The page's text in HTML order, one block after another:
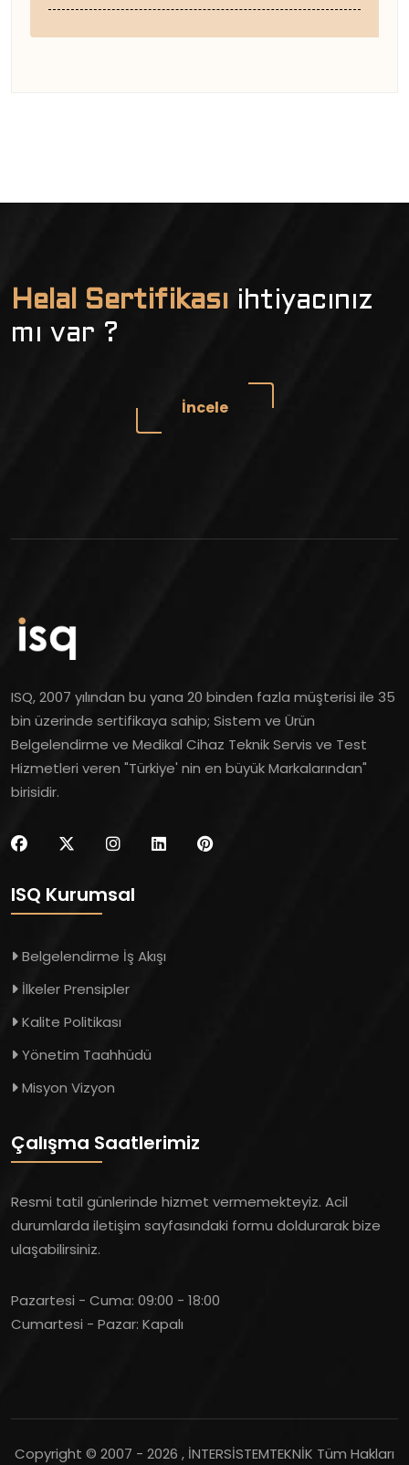
Helal Sertifikası ihtiyacınız
mı var ?
İncele
ISQ, 2007 yılından bu yana 20 binden fazla müşterisi ile 35
bin üzerinde sertifikaya sahip; Sistem ve Ürün
Belgelendirme ve Medikal Cihaz Teknik Servis ve Test
Hizmetleri veren "Türkiye' nin en büyük Markalarından"
birisidir.
ISQ Kurumsal
Belgelendirme İş Akışı
İlkeler Prensipler
Kalite Politikası
Yönetim Taahhüdü
Misyon Vizyon
Çalışma Saatlerimiz
Resmi tatil günlerinde hizmet vermemekteyiz. Acil
durumlarda iletişim sayfasındaki formu doldurarak bize
ulaşabilirsiniz.
Pazartesi - Cuma: 09:00 - 18:00
Cumartesi - Pazar: Kapalı
Copyright © 2007 - 2026 , İNTERSİSTEMTEKNİK Tüm Hakları